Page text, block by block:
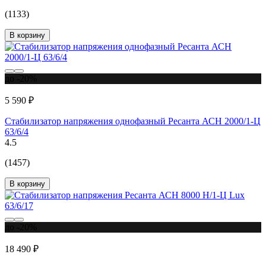
(1133)
В корзину
5 590 ₽
Стабилизатор напряжения однофазный Ресанта АСН 2000/1-Ц
63/6/4
4.5
(1457)
В корзину
18 490 ₽